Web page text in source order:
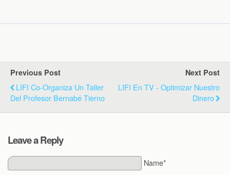
Previous Post
LIFI Co-Organiza Un Taller
Del Profesor Bernabé Tierno
Next Post
LIFI En TV - Optimizar Nuestro
Dinero
Leave a Reply
Name*